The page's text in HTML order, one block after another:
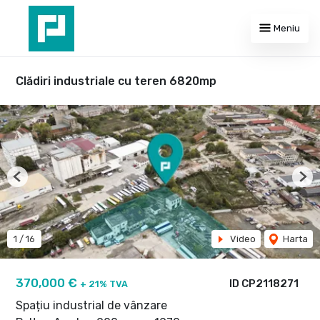
Meniu
Clădiri industriale cu teren 6820mp
ID CP2118271
370,000 € + 21% TVA
Spațiu industrial de vânzare
1 / 16 Video Harta
Previous